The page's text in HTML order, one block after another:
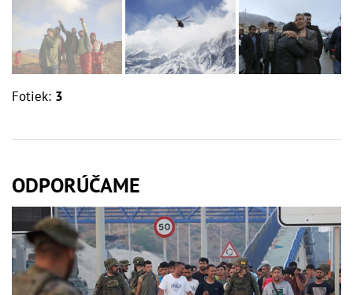
Fotiek: 3
ODPORÚČAME